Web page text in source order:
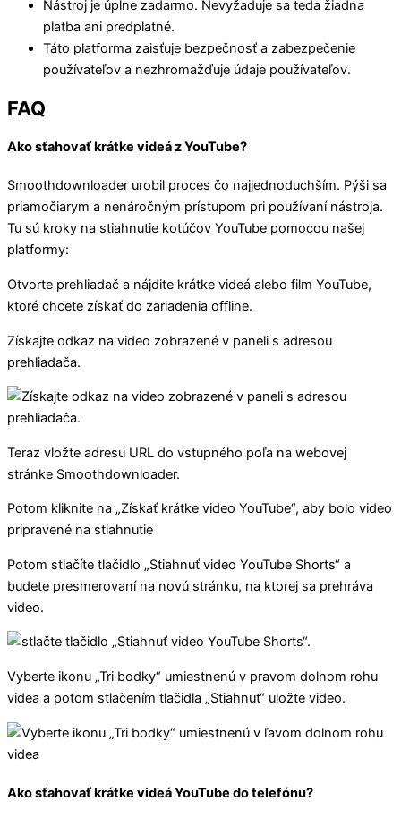
Nástroj je úplne zadarmo. Nevyžaduje sa teda žiadna
platba ani predplatné.
Táto platforma zaisťuje bezpečnosť a zabezpečenie
používateľov a nezhromažďuje údaje používateľov.
FAQ
Ako sťahovať krátke videá z YouTube?
Smoothdownloader urobil proces čo najjednoduchším. Pýši sa
priamočiarym a nenáročným prístupom pri používaní nástroja.
Tu sú kroky na stiahnutie kotúčov YouTube pomocou našej
platformy:
Otvorte prehliadač a nájdite krátke videá alebo film YouTube,
ktoré chcete získať do zariadenia offline.
Získajte odkaz na video zobrazené v paneli s adresou
prehliadača.
Teraz vložte adresu URL do vstupného poľa na webovej
stránke Smoothdownloader.
Potom kliknite na „Získať krátke video YouTube“, aby bolo video
pripravené na stiahnutie
Potom stlačíte tlačidlo „Stiahnuť video YouTube Shorts“ a
budete presmerovaní na novú stránku, na ktorej sa prehráva
video.
Vyberte ikonu „Tri bodky“ umiestnenú v pravom dolnom rohu
videa a potom stlačením tlačidla „Stiahnuť“ uložte video.
Ako sťahovať krátke videá YouTube do telefónu?